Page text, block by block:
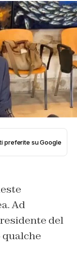
preferite su Google
Ad
del
qualche